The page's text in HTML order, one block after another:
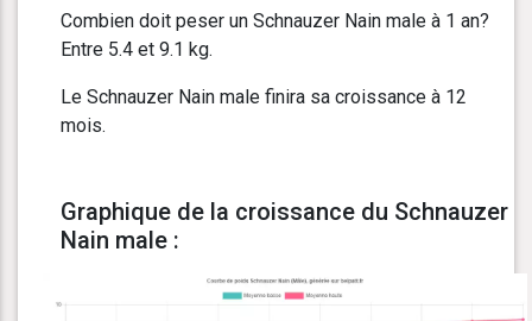
Combien doit peser un Schnauzer Nain male à 1 an?
Entre 5.4 et 9.1 kg.
Le Schnauzer Nain male finira sa croissance à 12
mois.
Graphique de la croissance du Schnauzer
Nain male :